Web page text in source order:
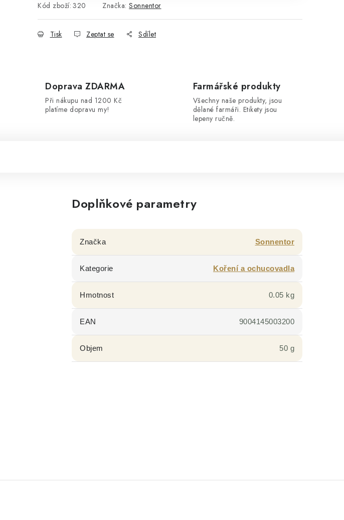
Kód zboží: 320 Značka: Sonnentor
Tisk Zeptat se Sdílet
Doprava ZDARMA
Při nákupu nad 1200 Kč
platíme dopravu my!
Farmářské produkty
Všechny naše produkty, jsou
dělané farmáři. Etikety jsou
lepeny ručně.
Doplňkové parametry
Značka Sonnentor
Kategorie Koření a ochucovadla
Hmotnost 0.05 kg
EAN 9004145003200
Objem 50 g